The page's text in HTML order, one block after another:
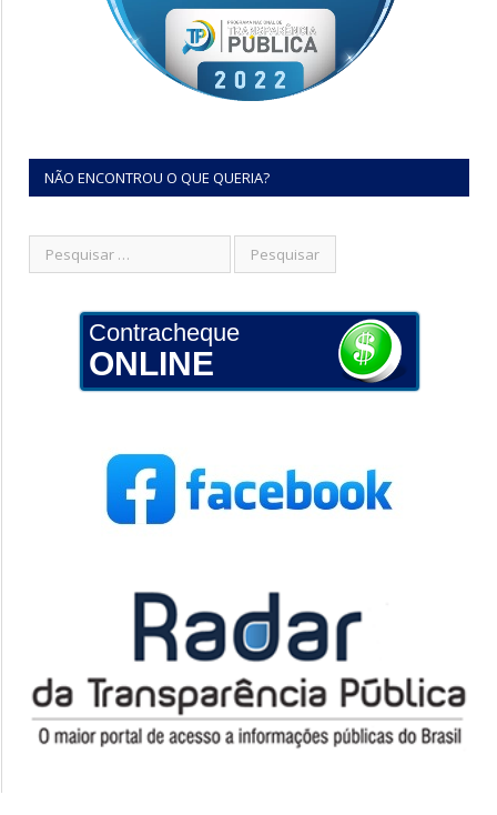
NÃO ENCONTROU O QUE QUERIA?
Contracheque
ONLINE